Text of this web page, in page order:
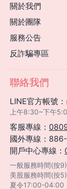
關於我們
關於團隊
服務公告
反詐騙專區
聯絡我們
LINE官方帳號：
上午8:30~下午
客服專線：
國外專線：
開戶中心專線：
一般服務時間(按
美股服務時間(按5)
夏令17:00-04:00